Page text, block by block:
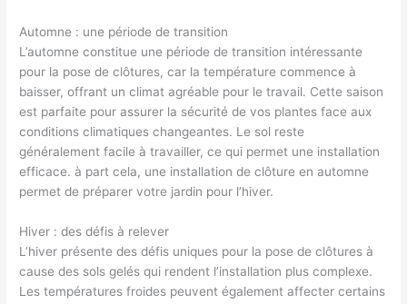
Automne : une période de transition
L’automne constitue une période de transition intéressante
pour la pose de clôtures, car la température commence à
baisser, offrant un climat agréable pour le travail. Cette saison
est parfaite pour assurer la sécurité de vos plantes face aux
conditions climatiques changeantes. Le sol reste
généralement facile à travailler, ce qui permet une installation
efficace. à part cela, une installation de clôture en automne
permet de préparer votre jardin pour l’hiver.
Hiver : des défis à relever
L’hiver présente des défis uniques pour la pose de clôtures à
cause des sols gelés qui rendent l’installation plus complexe.
Les températures froides peuvent également affecter certains